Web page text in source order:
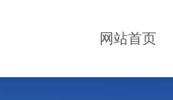
网站首页